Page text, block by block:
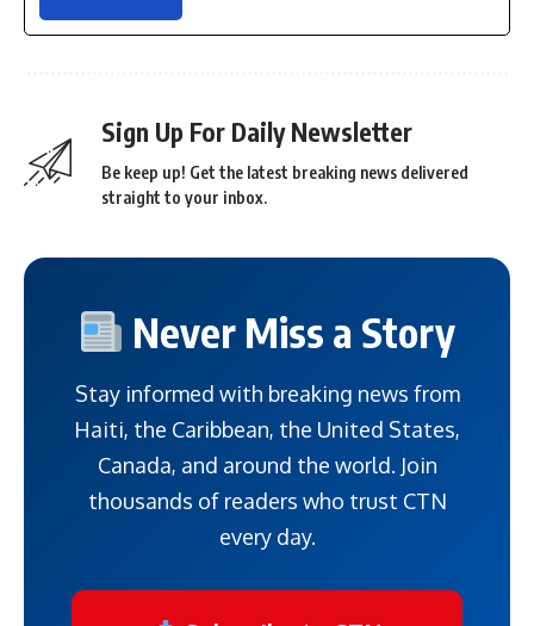
Sign Up For Daily Newsletter
Be keep up! Get the latest breaking news delivered
straight to your inbox.
Never Miss a Story
Stay informed with breaking news from
Haiti, the Caribbean, the United States,
Canada, and around the world. Join
thousands of readers who trust CTN
every day.